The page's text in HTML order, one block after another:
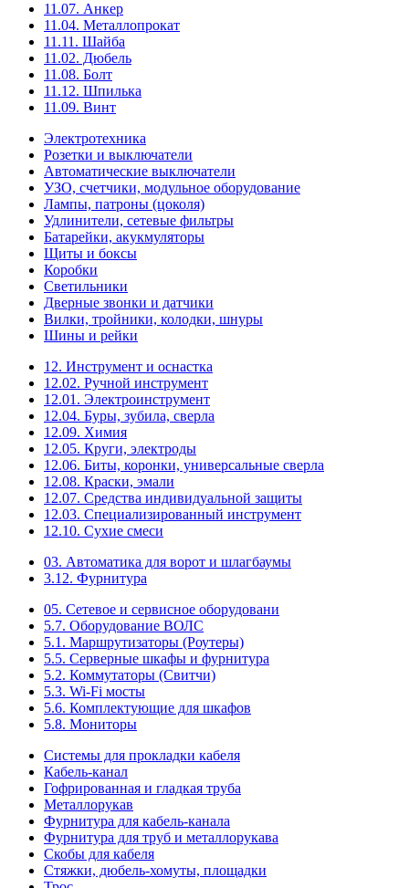
11.07. Анкер
11.04. Металлопрокат
11.11. Шайба
11.02. Дюбель
11.08. Болт
11.12. Шпилька
11.09. Винт
Электротехника
Розетки и выключатели
Автоматические выключатели
УЗО, счетчики, модульное оборудование
Лампы, патроны (цоколя)
Удлинители, сетевые фильтры
Батарейки, акукмуляторы
Щиты и боксы
Коробки
Светильники
Дверные звонки и датчики
Вилки, тройники, колодки, шнуры
Шины и рейки
12. Инструмент и оснастка
12.02. Ручной инструмент
12.01. Электроинструмент
12.04. Буры, зубила, сверла
12.09. Химия
12.05. Круги, электроды
12.06. Биты, коронки, универсальные сверла
12.08. Краски, эмали
12.07. Средства индивидуальной защиты
12.03. Специализированный инструмент
12.10. Сухие смеси
03. Автоматика для ворот и шлагбаумы
3.12. Фурнитура
05. Сетевое и сервисное оборудовани
5.7. Оборудование ВОЛС
5.1. Маршрутизаторы (Роутеры)
5.5. Серверные шкафы и фурнитура
5.2. Коммутаторы (Свитчи)
5.3. Wi-Fi мосты
5.6. Комплектующие для шкафов
5.8. Мониторы
Системы для прокладки кабеля
Кабель-канал
Гофрированная и гладкая труба
Металлорукав
Фурнитура для кабель-канала
Фурнитура для труб и металлорукава
Скобы для кабеля
Стяжки, дюбель-хомуты, площадки